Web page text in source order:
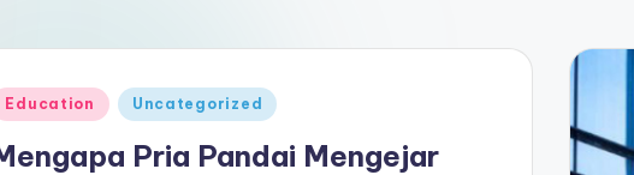
Education Uncategorized
Pria Pandai Mengejar